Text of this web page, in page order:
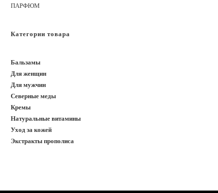
ПАРФЮМ
Категории товара
Бальзамы
Для женщин
Для мужчин
Северные меды
Кремы
Натуральные витамины
Уход за кожей
Экстракты прополиса